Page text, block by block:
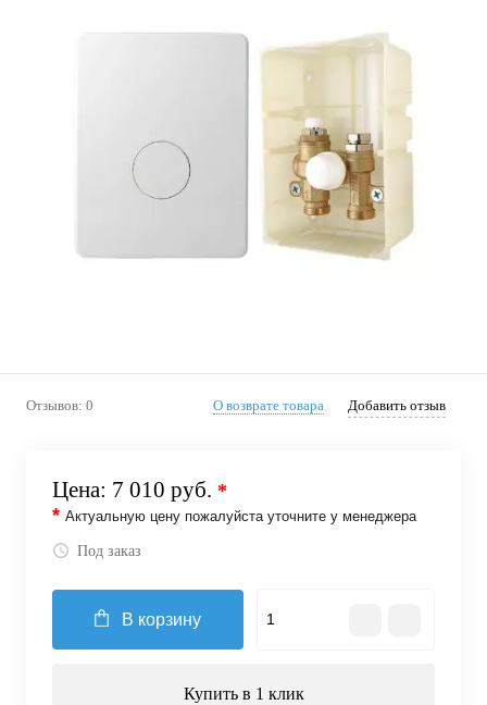
Отзывов: 0 О возврате товара Добавить отзыв
Цена: 7 010 руб. *
* Актуальную цену пожалуйста уточните у менеджера
Под заказ
В корзину
Купить в 1 клик